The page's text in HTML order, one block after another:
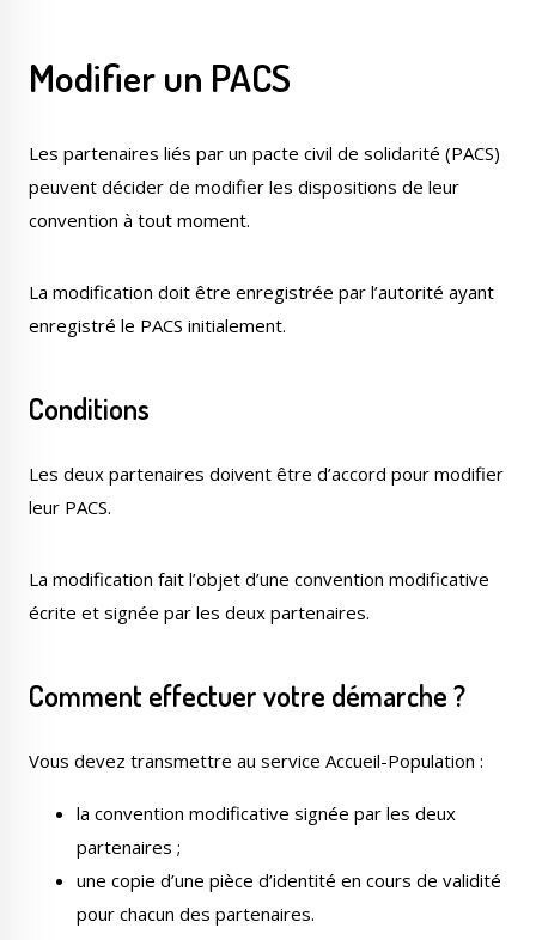
Modifier un PACS
Les partenaires liés par un pacte civil de solidarité (PACS)
peuvent décider de modifier les dispositions de leur
convention à tout moment.
La modification doit être enregistrée par l’autorité ayant
enregistré le PACS initialement.
Conditions
Les deux partenaires doivent être d’accord pour modifier
leur PACS.
La modification fait l’objet d’une convention modificative
écrite et signée par les deux partenaires.
Comment effectuer votre démarche ?
Vous devez transmettre au service Accueil-Population :
la convention modificative signée par les deux
partenaires ;
une copie d’une pièce d’identité en cours de validité
pour chacun des partenaires.